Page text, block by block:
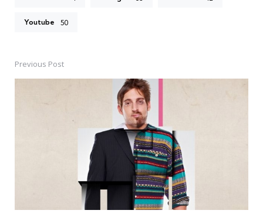
Youtube 50
PostPrevious Post